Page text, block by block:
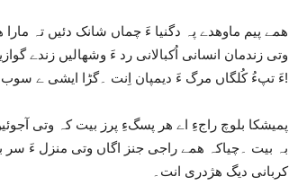
ھمے پیم ماوھدے پہ دگنیا ءَ چماں شانک دئیں تہ
وتی زندمان انسانی اُکبالانی رد ءَ وشھالیں زندے
ءَ تپءُ کُلگاں مرگ ءَ دیمپان اِنت ۔گڑا ایشی ے سوب چی انت ؟بزاں ایردستی!
پمیشکا بلوچ راجءِ اے ھر پسگءِ پرز بیت کہ وتی
بہ بیت ۔چیاکہ ھمے راجی جنز اگاں وتی منزل ءَ
کربانی دیگ ھژدری انت۔